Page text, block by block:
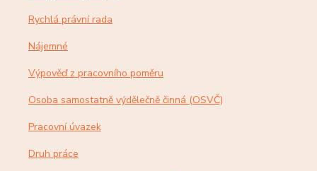
Rychlá právní rada
Nájemné
Výpověď z pracovního poměru
Osoba samostatně výdělečně činná (OSVČ)
Pracovní úvazek
Druh práce